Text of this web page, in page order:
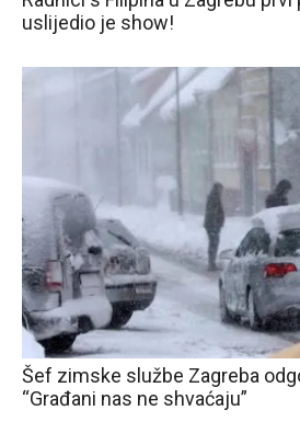
uslijedio je show!
Šef zimske službe Zagreba
“Građani nas ne shvaćaju”